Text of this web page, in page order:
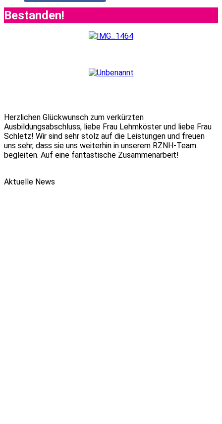
Bestanden!
Herzlichen Glückwunsch zum verkürzten
Ausbildungsabschluss, liebe Frau Lehmköster und liebe Frau
Schletz! Wir sind sehr stolz auf die Leistungen und freuen
uns sehr, dass sie uns weiterhin in unserem RZNH-Team
begleiten. Auf eine fantastische Zusammenarbeit!
Aktuelle News